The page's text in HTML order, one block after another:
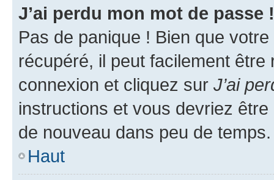
J’ai perdu mon mot de passe !
Pas de panique ! Bien que
récupéré, il peut facilement
connexion et cliquez sur J’ai
instructions et vous devriez
de nouveau dans peu de temps.
Haut